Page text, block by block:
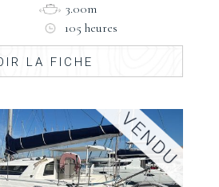
3.00m
105 heures
LA FICHE